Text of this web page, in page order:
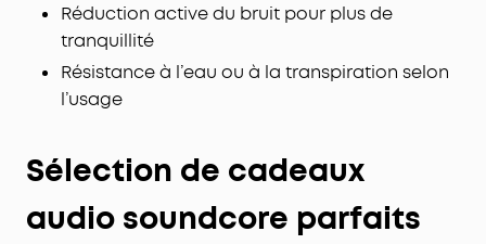
Réduction active du bruit pour plus de
tranquillité
Résistance à l’eau ou à la transpiration selon
l’usage
Sélection de cadeaux
audio soundcore parfaits